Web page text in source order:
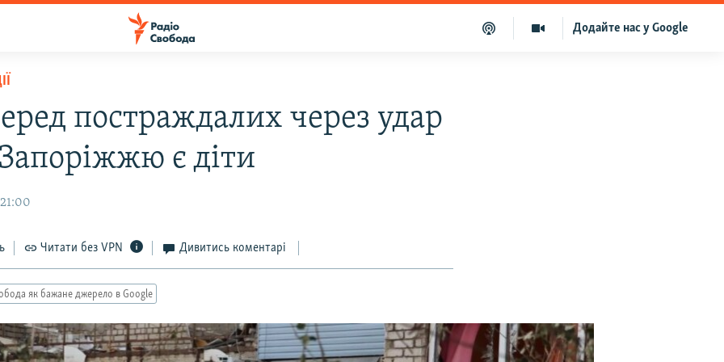
Додайте нас у Google
постраждалих через удар
є діти
Читати без VPN Дивитись коментарі
як бажане джерело в Google